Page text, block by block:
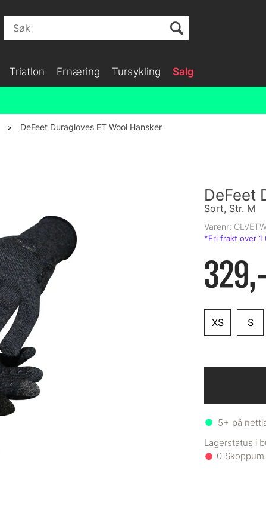
Triatlon Ernæring Tursykling Salg
> DeFeet Duragloves ET Wool Hansker
DeFeet
Sort, Str. M
Varenr:
XS S
5+ på
0